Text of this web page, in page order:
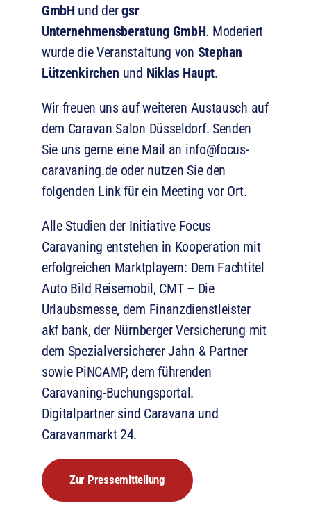
GmbHund dergsr
Unternehmensberatung GmbH. Moderiert
wurde die Veranstaltung von Stephan
Lützenkirchen und Niklas Haupt.
Wir freuen uns auf weiteren Austausch auf
dem Caravan Salon Düsseldorf. Senden
Sie uns gerne eine Mail an info@focus-
caravaning.de oder nutzen Sie den
folgenden Link für ein Meeting vor Ort.
Alle Studien der Initiative Focus
Caravaning entstehen in Kooperation mit
erfolgreichen Marktplayern: Dem Fachtitel
Auto Bild Reisemobil, CMT – Die
Urlaubsmesse, dem Finanzdienstleister
akf bank, der Nürnberger Versicherung mit
dem Spezialversicherer Jahn & Partner
sowie PiNCAMP, dem führenden
Caravaning-Buchungsportal.
Digitalpartner sind Caravana und
Caravanmarkt 24.
Zur Pressemitteilung